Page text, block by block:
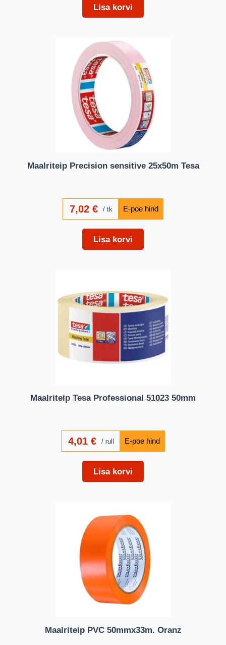
Lisa korvi
Maalriteip Precision sensitive 25x50m Tesa
7,02€ tk
Lisa korvi
Maalriteip Tesa Professional 51023 50mm
4,01€ rull
Lisa korvi
Maalriteip PVC 50mmx33m. Oranz